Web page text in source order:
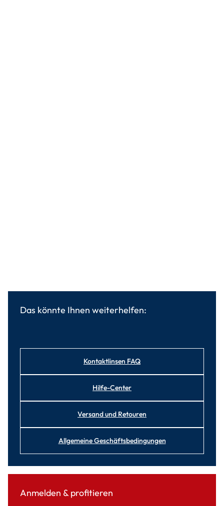
Das könnte Ihnen weiterhelfen:
Kontaktlinsen FAQ
Hilfe-Center
Versand und Retouren
Allgemeine Geschäftsbedingungen
Anmelden & profitieren